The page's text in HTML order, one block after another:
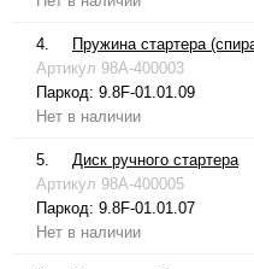
4.
Пружина стартера
Артикул 98A-400003
Паркод: 9.8F-01.01.09
Нет в наличии
5.
Диск ручного стартера
Артикул 98A-400005
Паркод: 9.8F-01.01.07
Нет в наличии